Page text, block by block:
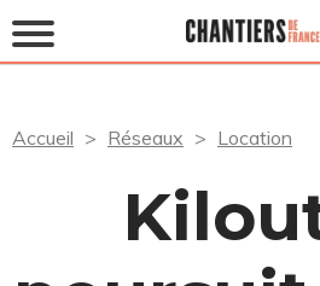
Accueil Réseaux Location